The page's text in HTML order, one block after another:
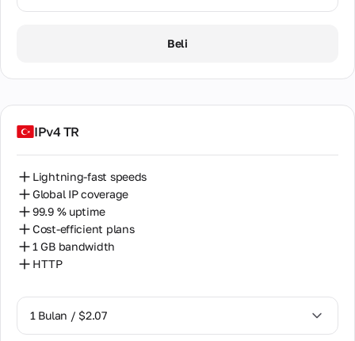
Beli
IPv4 TR
Lightning-fast speeds
Global IP coverage
99.9 % uptime
Cost-efficient plans
1 GB bandwidth
HTTP
1 Bulan / $2.07